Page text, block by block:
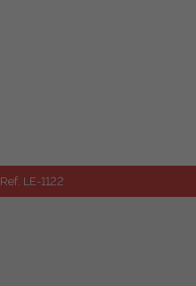
Ref. LE-1122